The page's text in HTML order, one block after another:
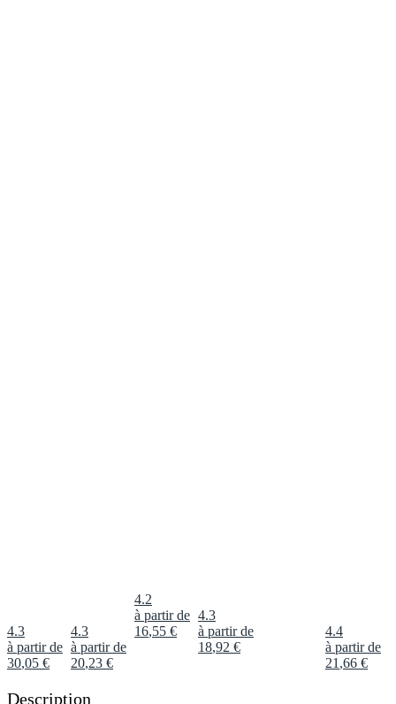
4.3
à partir de
30,05 €
4.3
à partir de
20,23 €
4.2
à partir de
16,55 €
4.3
à partir de
18,92 €
4.4
à partir de
21 ,66 €
Description